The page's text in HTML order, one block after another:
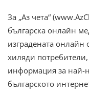
За „Аз чета“
българска онлайн
изградената онлайн
хиляди
информация за най-
българското